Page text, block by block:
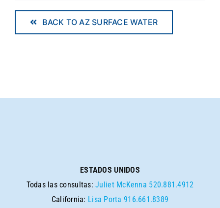
BACK TO AZ SURFACE WATER
ESTADOS UNIDOS
Todas las consultas:Juliet McKenna 520.881.4912
California: Lisa Porta 916.661.8389